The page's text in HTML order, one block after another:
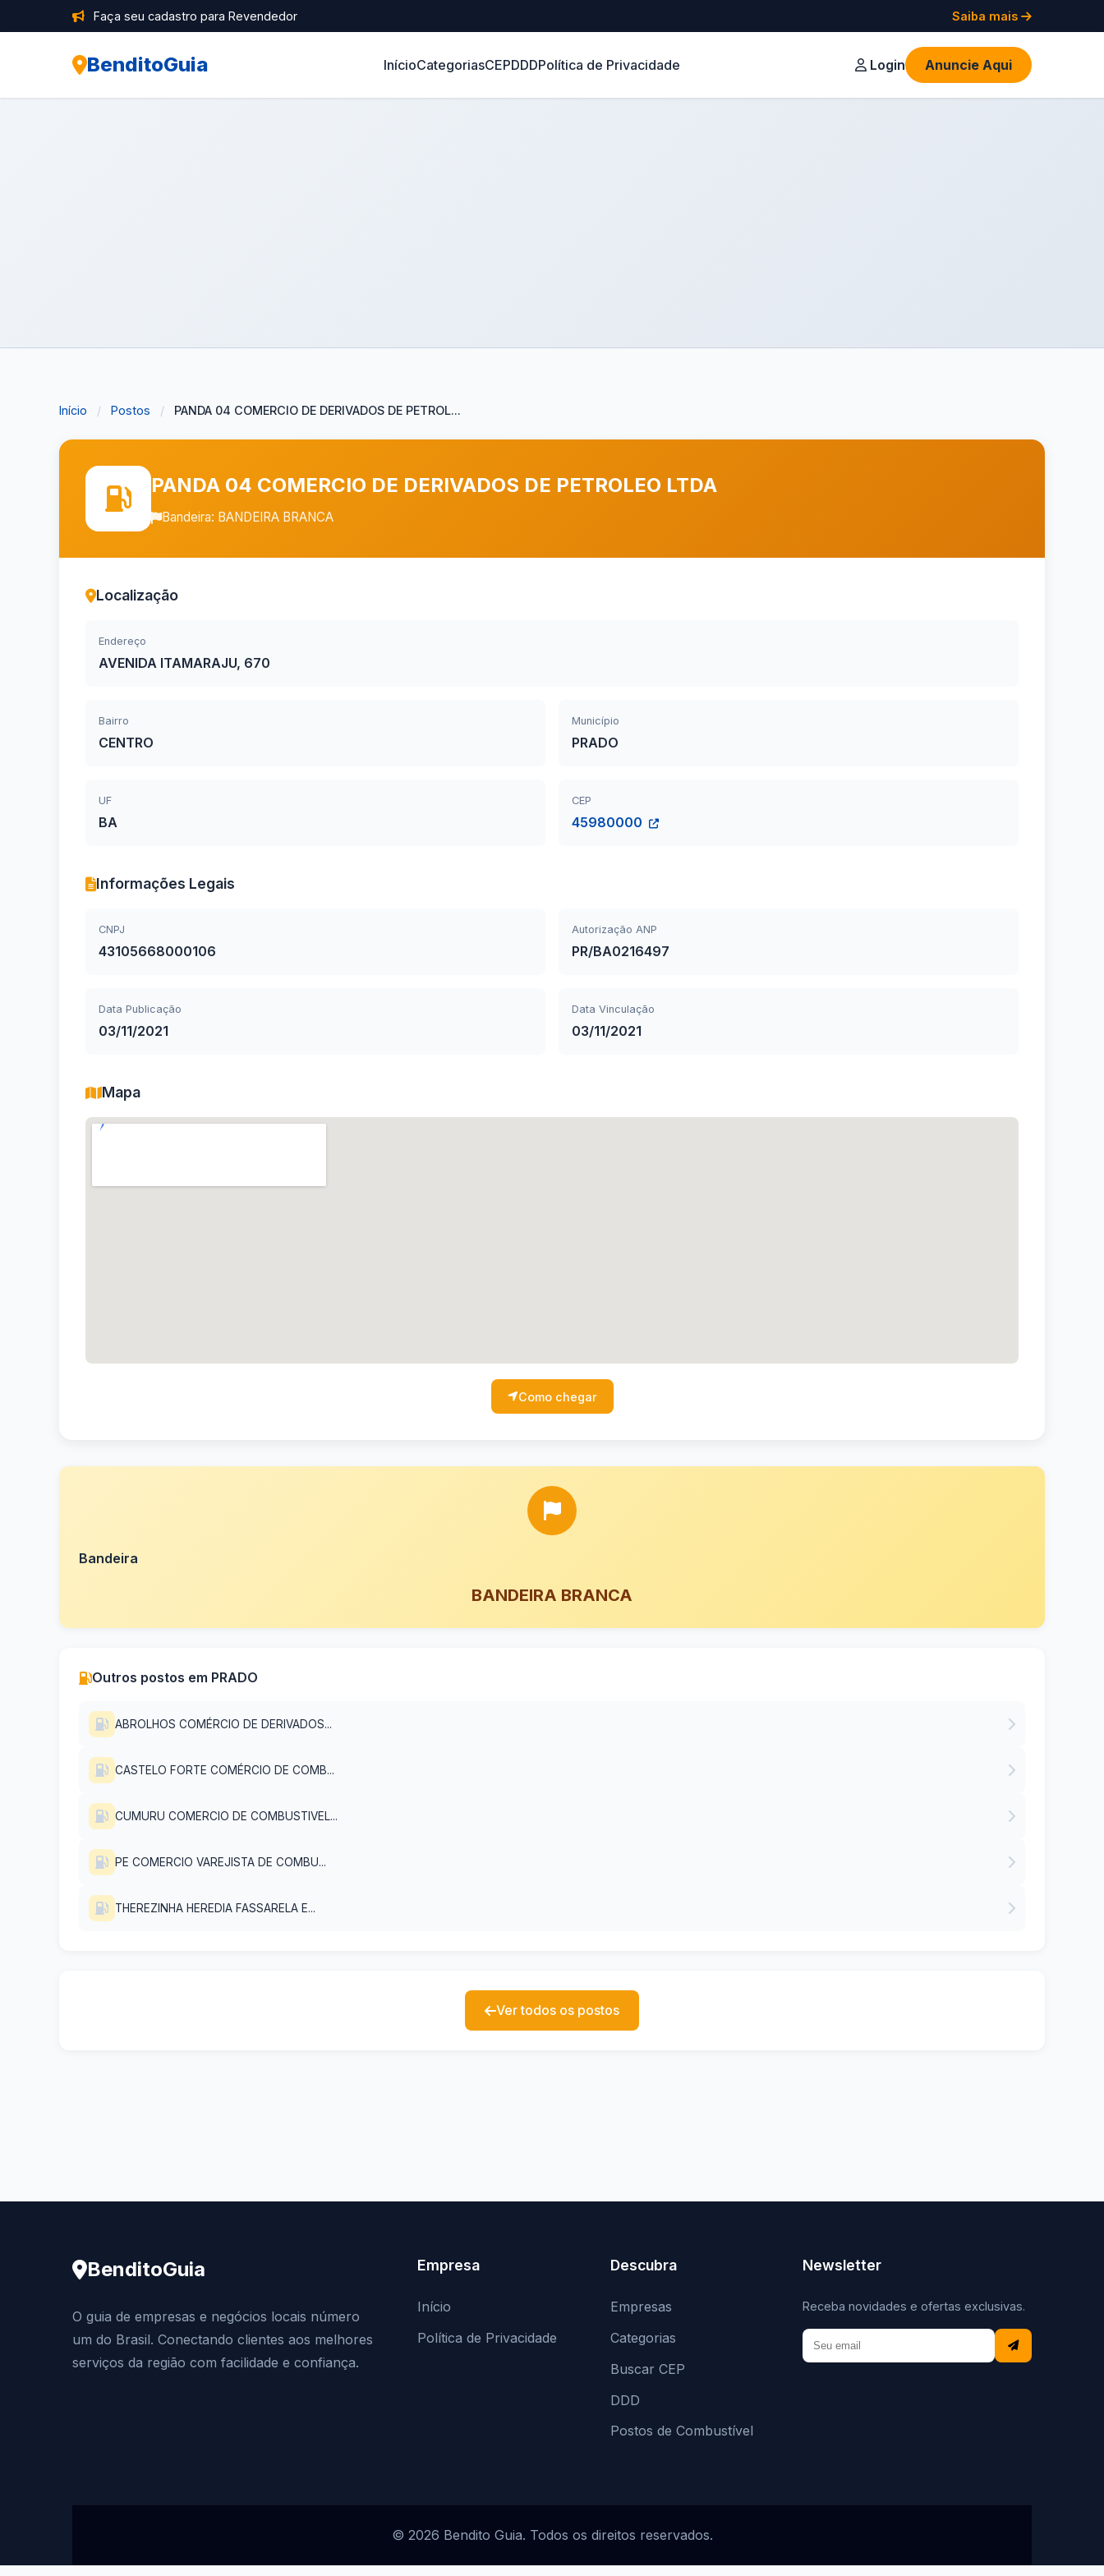
Faça seu cadastro para Revendedor Saiba mais
BenditoGuia InícioCategoriasCEPDDDPolítica de Privacidade Login Anuncie Aqui
Início / Postos / PANDA 04 COMERCIO DE DERIVADOS DE PETROL...
PANDA 04 COMERCIO DE DERIVADOS DE PETROLEO LTDA
Bandeira: BANDEIRA BRANCA
Localização
Endereço
AVENIDA ITAMARAJU, 670
Bairro
CENTRO
Município
PRADO
UF
BA
CEP
45980000
Informações Legais
CNPJ
43105668000106
Autorização ANP
PR/BA0216497
Data Publicação
03/11/2021
Data Vinculação
03/11/2021
Mapa
Como chegar
Bandeira
BANDEIRA BRANCA
Outros postos em PRADO
ABROLHOS COMÉRCIO DE DERIVADOS...
CASTELO FORTE COMÉRCIO DE COMB...
CUMURU COMERCIO DE COMBUSTIVEL...
PE COMERCIO VAREJISTA DE COMBU...
THEREZINHA HEREDIA FASSARELA E...
Ver todos os postos
BenditoGuia
O guia de empresas e negócios locais número
um do Brasil. Conectando clientes aos melhores
serviços da região com facilidade e confiança.
Empresa
Início
Política de Privacidade
Descubra
Empresas
Categorias
Buscar CEP
DDD
Postos de Combustível
Newsletter
Receba novidades e ofertas exclusivas.
© 2026 Bendito Guia. Todos os direitos reservados.